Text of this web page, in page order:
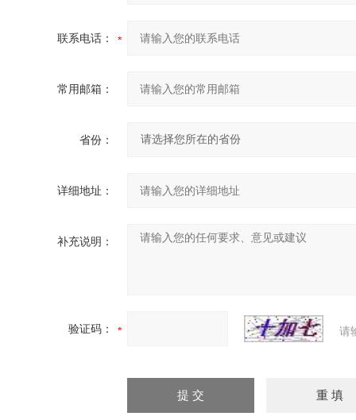
联系电话：
常用邮箱：
省份：
详细地址：
补充说明：
验证码： 请